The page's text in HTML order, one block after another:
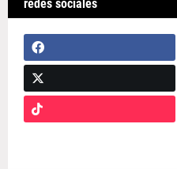
redes sociales